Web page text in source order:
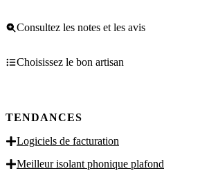
Consultez les notes et les avis
Choisissez le bon artisan
TENDANCES
Logiciels de facturation
Meilleur isolant phonique plafond